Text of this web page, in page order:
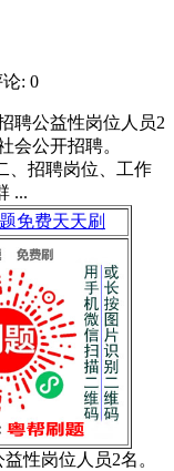
: 0
公益性岗位人员2
会公开招聘。
招聘岗位、工作
...
免费天天刷
性岗位人员2名。